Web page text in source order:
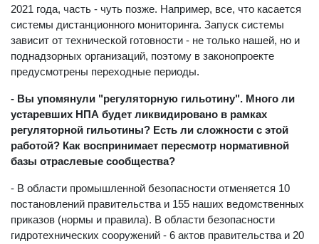
2021 года, часть - чуть позже. Например, все, что касается
системы дистанционного мониторинга. Запуск системы
зависит от технической готовности - не только нашей, но и
поднадзорных организаций, поэтому в законопроекте
предусмотрены переходные периоды.
- Вы упомянули "регуляторную гильотину". Много ли
устаревших НПА будет ликвидировано в рамках
регуляторной гильотины? Есть ли сложности с этой
работой? Как воспринимает пересмотр нормативной
базы отраслевые сообщества?
- В области промышленной безопасности отменяется 10
постановлений правительства и 155 наших ведомственных
приказов (нормы и правила). В области безопасности
гидротехнических сооружений - 6 актов правительства и 20